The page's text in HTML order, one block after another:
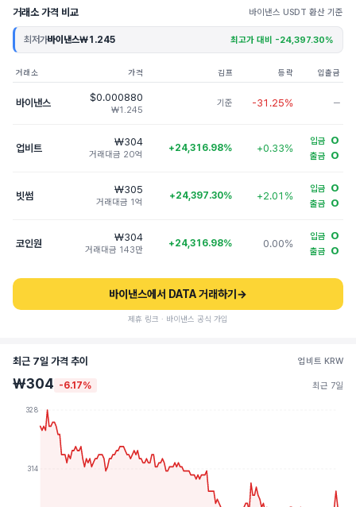
거래소 가격 비교 바이낸스 USDT 환산 기준
최저가바이낸스₩1.245 최고가 대비 -24,397.30%
거래소 가격 김프 등락 입출금
바이낸스 $0.000880
₩1.245
기준 -31.25% ─
업비트
₩304
거래대금 20억
+24,316.98% +0.33%
입금 O
출금 O
빗썸
₩305
거래대금 1억
+24,397.30% +2.01%
입금 O
출금 O
코인원
₩304
거래대금 143만
+24,316.98% 0.00%
입금 O
출금 O
바이낸스에서 DATA 거래하기 →
제휴 링크 · 바이낸스 공식 가입
최근 7일 가격 추이 업비트 KRW
₩304 -6.17% 최근 7일
328
314